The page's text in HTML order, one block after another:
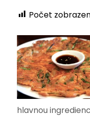
Počet
hlavnou